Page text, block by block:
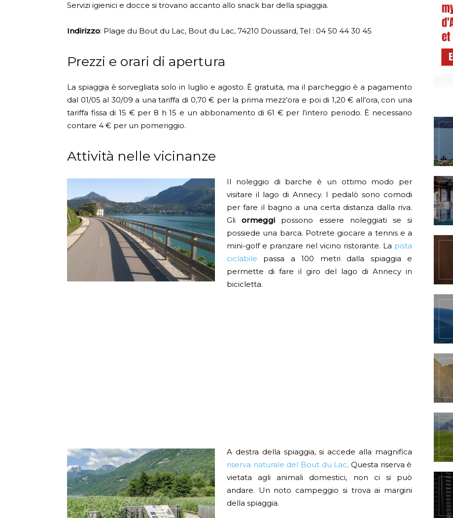
Servizi igienici e docce si trovano accanto allo snack bar della spiaggia.
Indirizzo: Plage du Bout du Lac, Bout du Lac, 74210 Doussard, Tel : 04 50 44 30 45
Prezzi e orari di apertura
La spiaggia è sorvegliata solo in luglio e agosto. È gratuita, ma il parcheggio è a pagamento
dal 01/05 al 30/09 a una tariffa di 0,70 € per la prima mezz’ora e poi di 1,20 € all’ora, con una
tariffa fissa di 15 € per 8 h 15 e un abbonamento di 61 € per l’intero periodo. È necessario
contare 4 € per un pomeriggio.
Attività nelle vicinanze
Il noleggio di barche è un ottimo modo per
visitare il lago di Annecy. I pedalò sono comodi
per fare il bagno a una certa distanza dalla riva.
Gliormeggi possono essere noleggiati se si
possiede una barca. Potrete giocare a tennis e a
mini-golf e pranzare nel vicino ristorante. La pista
ciclabile passa a 100 metri dalla spiaggia e
permette di fare il giro del lago di Annecy in
bicicletta.
A destra della spiaggia, si accede alla magnifica
riserva naturale del Bout du Lac. Questa riserva è
vietata agli animali domestici, non ci si può
andare. Un noto campeggio si trova ai margini
della spiaggia.